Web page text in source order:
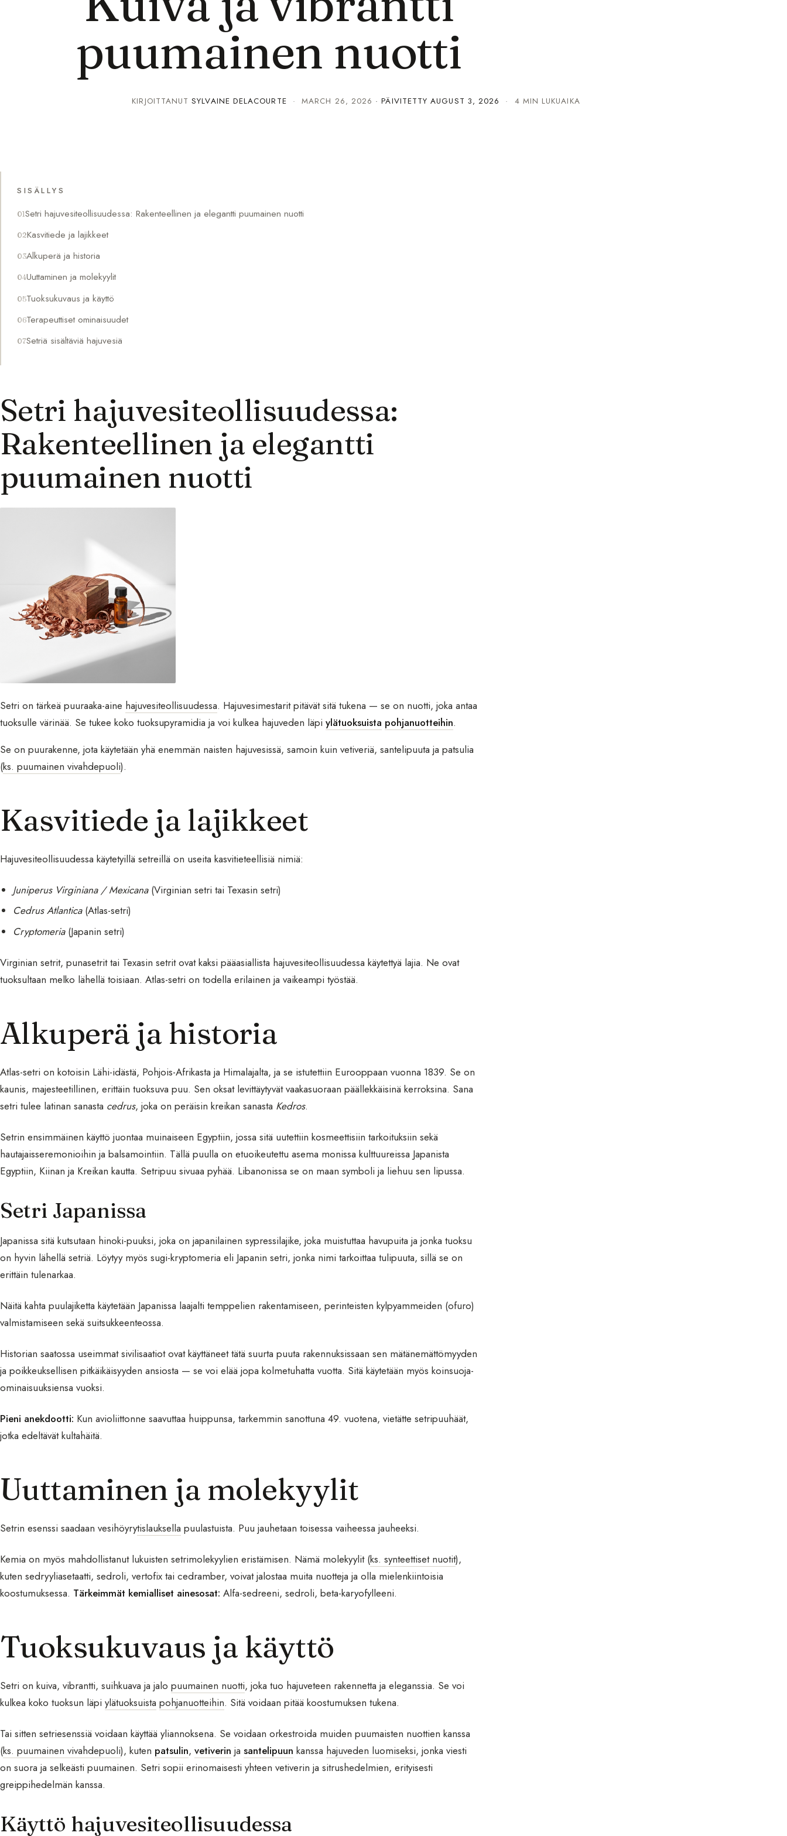
puumainen nuotti
KIRJOITTANUTSYLVAINE DELACOURTE ·MARCH 26, 2026 · PÄIVITETTYAUGUST 3, 2026 · 4 MIN LUKUAIKA
SISÄLLYS
Setri hajuvesiteollisuudessa: Rakenteellinen ja elegantti puumainen nuotti
Kasvitiede ja lajikkeet
Alkuperä ja historia
Uuttaminen ja molekyylit
Tuoksukuvaus ja käyttö
Terapeuttiset ominaisuudet
Setriä sisältäviä hajuvesiä
Setri hajuvesiteollisuudessa:
Rakenteellinen ja elegantti
puumainen nuotti
Setri on tärkeä puuraaka-aine hajuvesiteollisuudessa. Hajuvesimestarit pitävät sitä tukena — se on nuotti, joka antaa
tuoksulle värinää. Se tukee koko tuoksupyramidia ja voi kulkea hajuveden läpi ylätuoksuista pohjanuotteihin.
Se on puurakenne, jota käytetään yhä enemmän naisten hajuvesissä, samoin kuin vetiveriä, santelipuuta ja patsulia
(ks. puumainen vivahdepuoli).
Kasvitiede ja lajikkeet
Hajuvesiteollisuudessa käytetyillä setreillä on useita kasvitieteellisiä nimiä:
Juniperus Virginiana / Mexicana(Virginian setri tai Texasin setri)
Cedrus Atlantica(Atlas-setri)
Cryptomeria(Japanin setri)
Virginian setrit, punasetrit tai Texasin setrit ovat kaksi pääasiallista hajuvesiteollisuudessa käytettyä lajia. Ne ovat
tuoksultaan melko lähellä toisiaan. Atlas-setri on todella erilainen ja vaikeampi työstää.
Alkuperä ja historia
Atlas-setri on kotoisin Lähi-idästä, Pohjois-Afrikasta ja Himalajalta, ja se istutettiin Eurooppaan vuonna 1839. Se on
kaunis, majesteetillinen, erittäin tuoksuva puu. Sen oksat levittäytyvät vaakasuoraan päällekkäisinä kerroksina. Sana
setri tulee latinan sanasta cedrus, joka on peräisin kreikan sanasta Kedros.
Setrin ensimmäinen käyttö juontaa muinaiseen Egyptiin, jossa sitä uutettiin kosmeettisiin tarkoituksiin sekä
hautajaisseremonioihin ja balsamointiin. Tällä puulla on etuoikeutettu asema monissa kulttuureissa Japanista
Egyptiin, Kiinan ja Kreikan kautta. Setripuu sivuaa pyhää. Libanonissa se on maan symboli ja liehuu sen lipussa.
Setri Japanissa
Japanissa sitä kutsutaan hinoki-puuksi, joka on japanilainen sypressilajike, joka muistuttaa havupuita ja jonka tuoksu
on hyvin lähellä setriä. Löytyy myös sugi-kryptomeria eli Japanin setri, jonka nimi tarkoittaa tulipuuta, sillä se on
erittäin tulenarkaa.
Näitä kahta puulajiketta käytetään Japanissa laajalti temppelien rakentamiseen, perinteisten kylpyammeiden (ofuro)
valmistamiseen sekä suitsukkeenteossa.
Historian saatossa useimmat sivilisaatiot ovat käyttäneet tätä suurta puuta rakennuksissaan sen mätänemättömyyden
ja poikkeuksellisen pitkäikäisyyden ansiosta — se voi elää jopa kolmetuhatta vuotta. Sitä käytetään myös koinsuoja-
ominaisuuksiensa vuoksi.
Pieni anekdootti: Kun avioliittonne saavuttaa huippunsa, tarkemmin sanottuna 49. vuotena, vietätte setripuuhäät,
jotka edeltävät kultahäitä.
Uuttaminen ja molekyylit
Setrin esenssi saadaan vesihöyrytislauksella puulastuista. Puu jauhetaan toisessa vaiheessa jauheeksi.
Kemia on myös mahdollistanut lukuisten setrimolekyylien eristämisen. Nämä molekyylit (ks. synteettiset nuotit),
kuten sedryyliasetaatti, sedroli, vertofix tai cedramber, voivat jalostaa muita nuotteja ja olla mielenkiintoisia
koostumuksessa. Tärkeimmät kemialliset ainesosat: Alfa-sedreeni, sedroli, beta-karyofylleeni.
Tuoksukuvaus ja käyttö
Setri on kuiva, vibrantti, suihkuava ja jalo puumainen nuotti, joka tuo hajuveteen rakennetta ja eleganssia. Se voi
kulkea koko tuoksun läpi ylätuoksuista pohjanuotteihin. Sitä voidaan pitää koostumuksen tukena.
Tai sitten setriesenssiä voidaan käyttää yliannoksena. Se voidaan orkestroida muiden puumaisten nuottien kanssa
(ks. puumainen vivahdepuoli), kuten patsulin, vetiverin ja santelipuun kanssa hajuveden luomiseksi, jonka viesti
on suora ja selkeästi puumainen. Setri sopii erinomaisesti yhteen vetiverin ja sitrushedelmien, erityisesti
greippihedelmän kanssa.
Käyttö hajuvesiteollisuudessa